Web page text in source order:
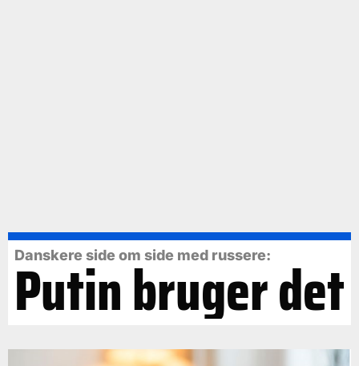
Danskere side om side med russere:
Putin bruger det